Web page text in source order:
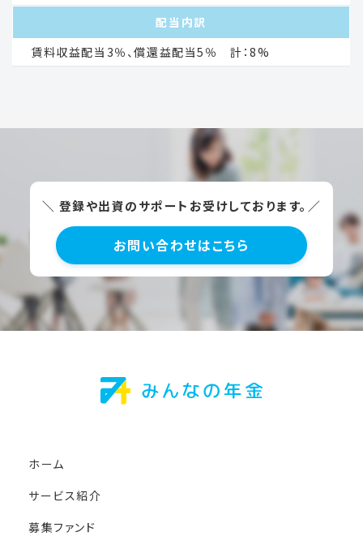
配当内訳
賃料収益配当3％、償還益配当5％ 計：8%
＼ 登録や出資のサポートお受けしております。／
お問い合わせはこちら
ホーム
サービス紹介
募集ファンド